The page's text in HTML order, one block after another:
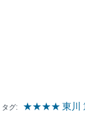
タグ: ★★★★ 東川